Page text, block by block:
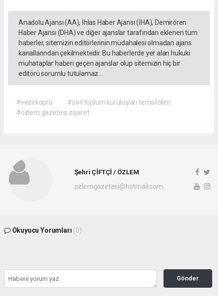
Anadolu Ajansı (AA), İhlas Haber Ajansı (İHA), Demirören
Haber Ajansı (DHA) ve diğer ajanslar tarafından eklenen tüm
haberler, sitemizin editörlerinin müdahalesi olmadan ajans
kanallarından çekilmektedir. Bu haberlerde yer alan hukuki
muhataplar haberi geçen ajanslar olup sitemizin hiç bir
editörü sorumlu tutulamaz...
#vezirköprü
#sivil toplum kuruluşları temsilcileri
#özlem gazetesi ziyaret
Şehri ÇİFTÇİ / ÖZLEM
ozlemgazetesi@hotmail.com
Okuyucu Yorumları (0)
Gönder